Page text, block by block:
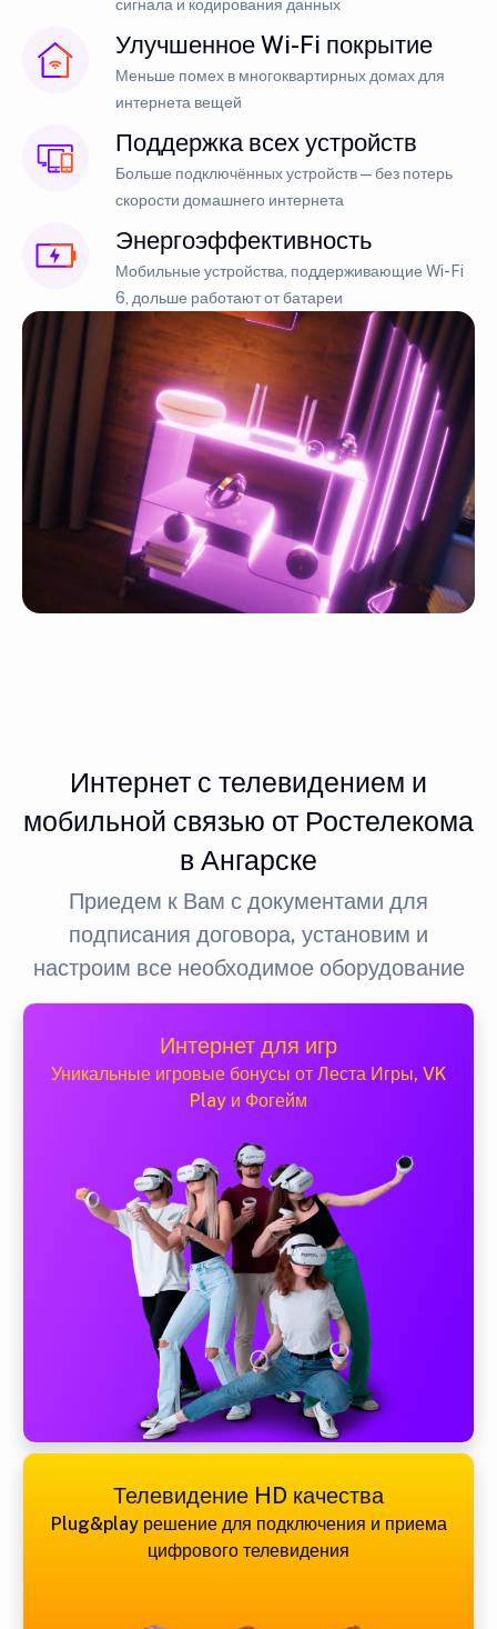
сигнала и кодирования данных
Улучшенное Wi-Fi покрытие
Меньше помех в многоквартирных домах для
интернета вещей
Поддержка всех устройств
Больше подключённых устройств — без потерь
скорости домашнего интернета
Энергоэффективность
Мобильные устройства, поддерживающие Wi-Fi
6, дольше работают от батареи
Интернет с телевидением и
мобильной связью от Ростелекома
в Ангарске
Приедем к Вам с документами для
подписания договора, установим и
настроим все необходимое оборудование
Интернет для игр
Уникальные игровые бонусы от Леста Игры, VK
Play и Фогейм
Телевидение HD качества
Plug&play решение для подключения и приема
цифрового телевидения